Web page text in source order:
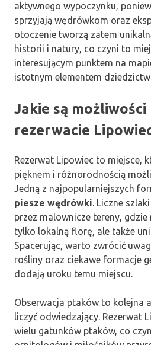
aktywnego wypoczynku,
sprzyjają wędrówkom oraz
otoczenie tworzą zatem
historii i natury, co czyni to
interesującym punktem na
istotnym elementem
Jakie są
rezerwacie
Rezerwat Lipowiec to miejsce,
pięknem i różnorodnością
Jedną z najpopularniejszych
piesze wędrówki. Liczne
przez malownicze tereny,
tylko lokalną florę, ale także
Spacerując, warto zwrócić
rośliny oraz ciekawe formacje
dodają uroku temu miejscu.
Obserwacja ptaków to kolejna
liczyć odwiedzający. Rezerwat
wielu gatunków ptaków, co